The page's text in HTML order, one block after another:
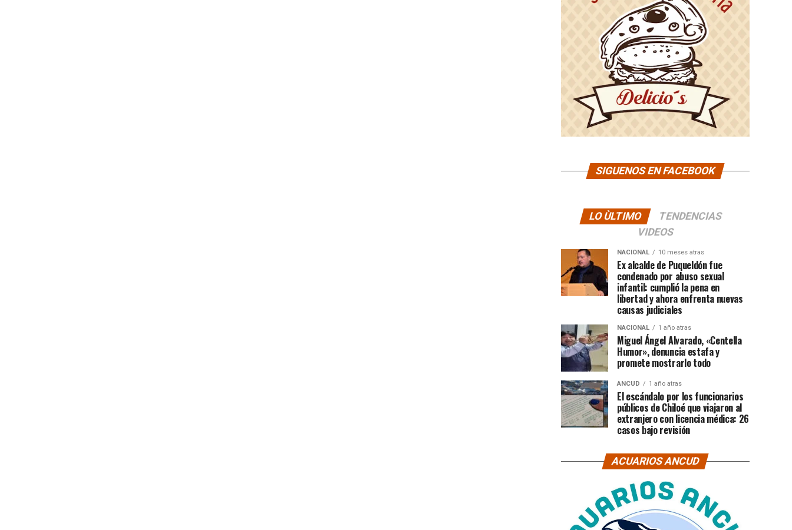
SIGUENOS EN FACEBOOK
LO ÙLTIMO
TENDENCIAS
VIDEOS
NACIONAL 10 meses atras
Ex alcalde de Puqueldón fue
condenado por abuso sexual
infantil: cumplió la pena en
libertad y ahora enfrenta nuevas
causas judiciales
NACIONAL 1 año atras
Miguel Ángel Alvarado, «Centella
Humor», denuncia estafa y
promete mostrarlo todo
ANCUD 1 año atras
El escándalo por los funcionarios
públicos de Chiloé que viajaron al
extranjero con licencia médica: 26
casos bajo revisión
ACUARIOS ANCUD